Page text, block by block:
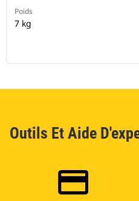
Poids
7 kg
Outils Et Aide